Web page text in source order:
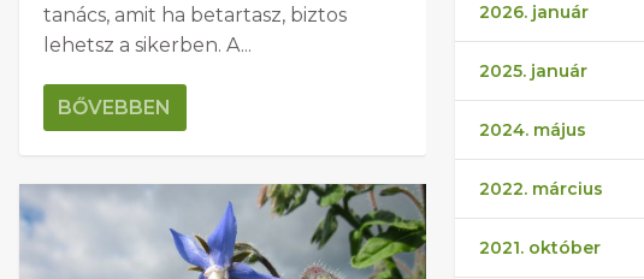
tanács, amit ha betartasz, biztos
lehetsz a sikerben. A...
BŐVEBBEN
2026. január
2025. január
2024. május
2022. március
2021. október